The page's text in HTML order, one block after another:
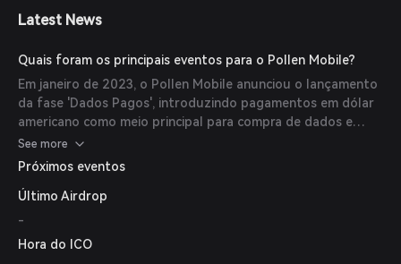
soluções para veículos autônomos. Christian Kurasek e
telecomunicações, contribuindo para o desenvolvimento e
crescimento do Pollen Mobile.
Latest News
Quais foram os principais eventos para o Pollen Mobile?
Em janeiro de 2023, o Pollen Mobile anunciou o lançamento
da fase 'Dados Pagos', introduzindo pagamentos em dólar
americano como meio principal para compra de dados e
compensação dos contribuintes da rede. Essa mudança visa
atrair uma base de usuários mais ampla e simplificar a
Mobile garantiu financiamento inicial liderado pela Slow
rede móvel descentralizada.
See more
Próximos eventos
Último Airdrop
-
Hora do ICO